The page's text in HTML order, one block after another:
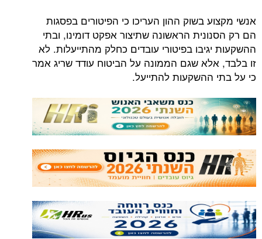
בשוק ההון העריכו כי הפיטורים בפסגות
הראשונה שתיצור אפקט דומינו, ובתי
בפיטורי עובדים כחלק מהתייעלות. לא
שגם הממונה על הביטוח עודד שריג אמר
ההשקעות להתייעל.